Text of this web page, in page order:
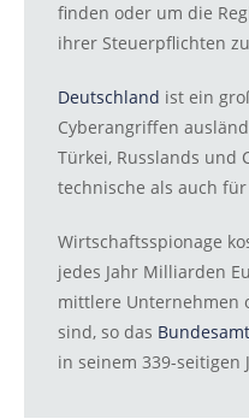
finden oder um die
ihrer Steuerpflichten
Deutschland ist ein
Cyberangriffen
Türkei, Russlands und
technische als auch
Wirtschaftsspionage
jedes Jahr Milliarden
mittlere Unternehmen
sind, so das
in seinem 339-seitigen